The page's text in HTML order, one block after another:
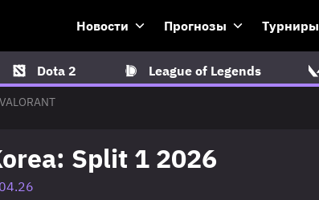
Новости Прогнозы Турниры
Dota 2 League of Legends
Split 1 2026